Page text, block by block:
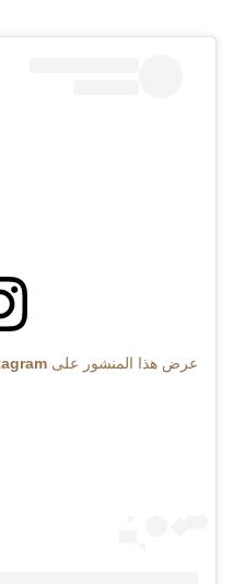
عرض هذا المنشور على Instagram